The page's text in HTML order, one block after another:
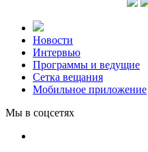
Новости
Интервью
Программы и ведущие
Сетка вещания
Мобильное приложение
Мы в соцсетях